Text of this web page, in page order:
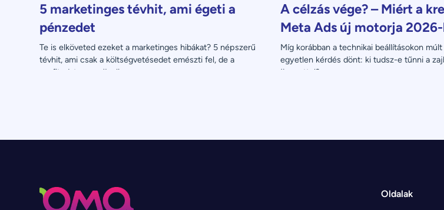
5 marketinges tévhit, ami égeti a
pénzedet
Te is elköveted ezeket a marketinges hibákat? 5 népszerű
tévhit, ami csak a költségvetésedet emészti fel, de a
profitodat nem növeli.
A célzás vége? – Miért a
Meta Ads új motorja
Míg korábban a technikai beállításokon
egyetlen kérdés dönt: ki tudsz-e tűnni a
üzenettel?
Oldalak